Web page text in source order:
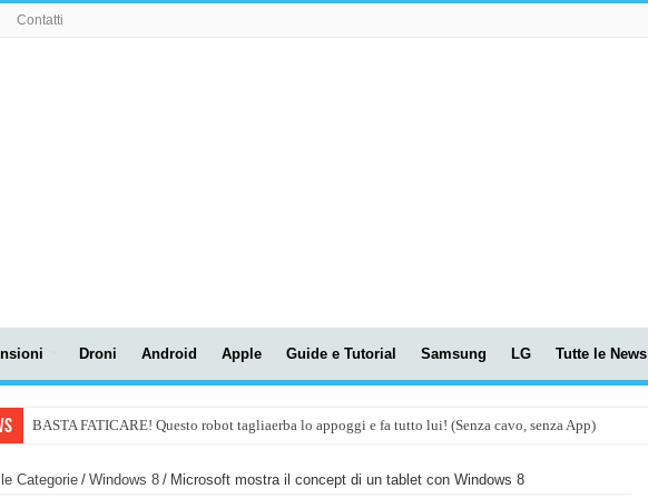
Contatti
Droni Android Apple Guide e Tutorial Samsung LG Tutte le News
BASTA FATICARE! Questo robot tagliaerba lo appoggi e fa tutto lui! (Senza cavo, senza App)
Categorie / Windows 8 / Microsoft mostra il concept di un tablet con Windows 8